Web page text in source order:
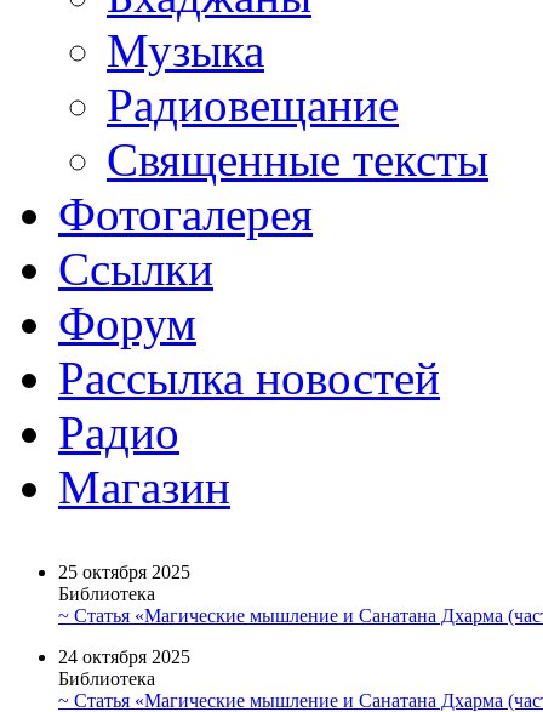
Музыка
Радиовещание
Священные тексты
Фотогалерея
Ссылки
Форум
Рассылка новостей
Радио
Магазин
25 октября 2025
Библиотека
~ Статья «Магические мышление и Санатана Дхарма
24 октября 2025
Библиотека
~ Статья «Магические мышление и Санатана Дхарма